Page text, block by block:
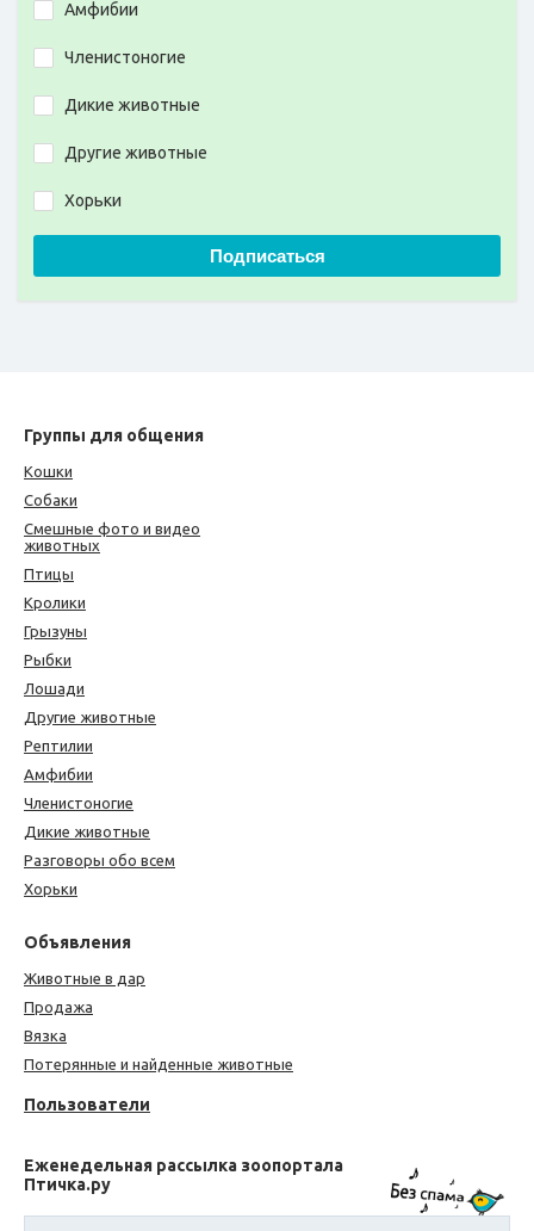
Амфибии
Членистоногие
Дикие животные
Другие животные
Хорьки
Подписаться
Группы для общения
Кошки
Собаки
Смешные фото и видео
животных
Птицы
Кролики
Грызуны
Рыбки
Лошади
Другие животные
Рептилии
Амфибии
Членистоногие
Дикие животные
Разговоры обо всем
Хорьки
Объявления
Животные в дар
Продажа
Вязка
Потерянные и найденные животные
Пользователи
Еженедельная рассылка зоопортала
Птичка.ру